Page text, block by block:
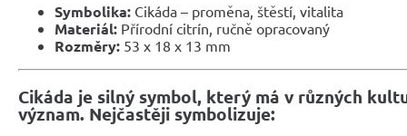
Symbolika: Cikáda – proměna, štěstí, vitalita
Materiál: Přírodní citrín, ručně opracovaný
Rozměry: 53 x 18 x 13 mm
Cikáda je silný symbol, který má v různých
význam. Nejčastěji symbolizuje: